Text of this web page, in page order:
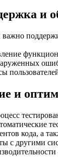
и
и
кода, а
с другими